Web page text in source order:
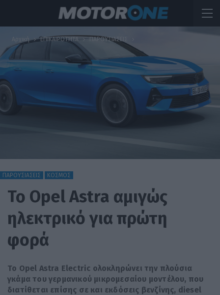
Αρχική ΕΠΙΚΑΙΡΟΤΗΤΑ ΠΑΡΟΥΣΙΑΣΕΙΣ
ΠΑΡΟΥΣΙΑΣΕΙΣ ΚΟΣΜΟΣ
Το Opel Astra αμιγώς
ηλεκτρικό για πρώτη
φορά
Το Opel Astra Electric ολοκληρώνει την πλούσια
γκάμα του γερμανικού μικρομεσαίου μοντέλου, που
διατίθεται επίσης σε και εκδόσεις βενζίνης, diesel